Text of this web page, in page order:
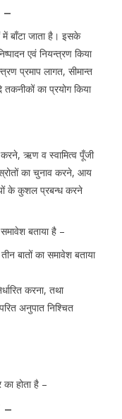
–
में बाँटा जाता है। इसके
एवं नियन्त्रण किया
प्रमाप लागत, सीमान्त
का प्रयोग किया
करने, ऋण व स्वामित्व पूँजी
का चुनाव करने, आय
के कुशल प्रबन्ध करने
बताया है –
बातों का समावेश बताया
करना, तथा
अनुपात निश्चित
होता है –
–